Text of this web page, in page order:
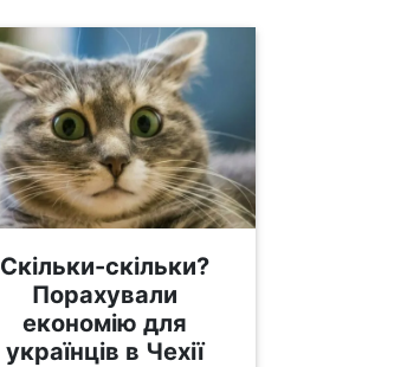
Скільки-скільки?
Порахували
економію для
українців в Чехії